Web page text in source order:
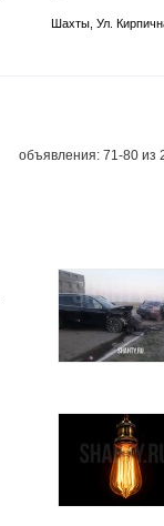
Шахты, Ул.
объявления: 71-80 из